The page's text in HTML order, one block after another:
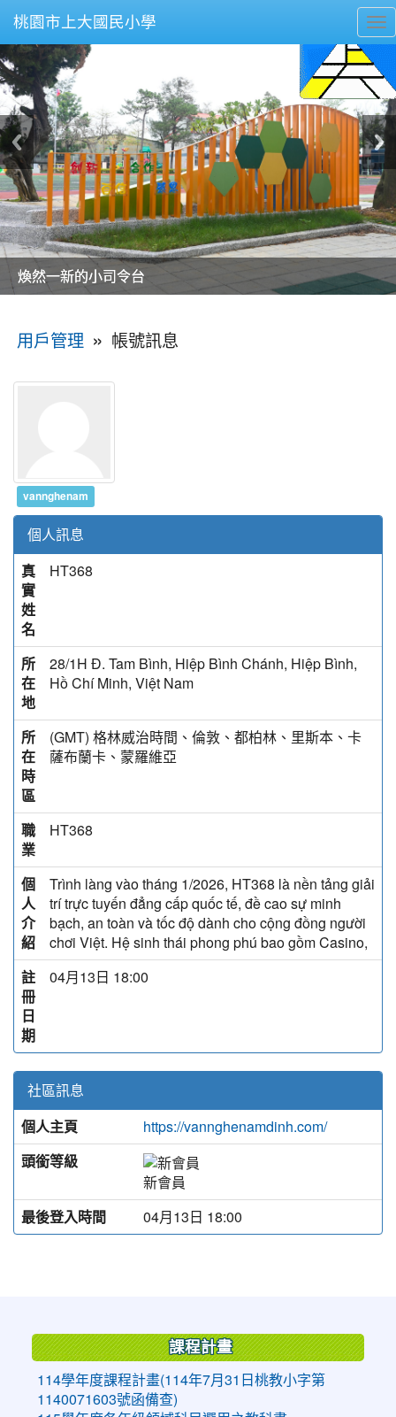
桃園市上大國民小學
美麗的操場是我們活力的來源
美麗的操場是我們活力的來源
煥然一新的小司令台
煥然一新的小司令台
富含桃園埤塘田園風光意象的中廊
富含桃園埤塘田園風光意象的中廊
嶄新的中庭廣場
嶄新的中庭廣場
水生池生生不息
水生池生生不息
用戶管理 » 帳號訊息
vannghenam
個人訊息
真
實
姓
名
HT368
所
在
地
28/1H Đ. Tam Bình, Hiệp Bình Chánh, Hiệp Bình,
Hồ Chí Minh, Việt Nam
所
在
時
區
(GMT) 格林威治時間、倫敦、都柏林、里斯本、卡
薩布蘭卡、蒙羅維亞
職
業
HT368
個
人
介
紹
Trình làng vào tháng 1/2026, HT368 là nền tảng giải
trí trực tuyến đẳng cấp quốc tế, đề cao sự minh
bạch, an toàn và tốc độ dành cho cộng đồng người
chơi Việt. Hệ sinh thái phong phú bao gồm Casino,
註
冊
日
期
04月13日 18:00
社區訊息
個人主頁
https://vannghenamdinh.com/
頭銜等級
新會員
最後登入時間
04月13日 18:00
課程計畫
114學年度課程計畫(114年7月31日桃教小字第
1140071603號函備查)